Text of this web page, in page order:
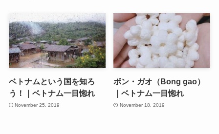
ベトナムという国を知ろ
う！｜ベトナム一目惚れ
November 25, 2019
ボン・ガオ（Bong gao）
｜ベトナム一目惚れ
November 18, 2019